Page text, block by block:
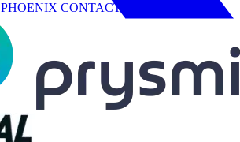
PHOENIX CONTACT, S.A.U.